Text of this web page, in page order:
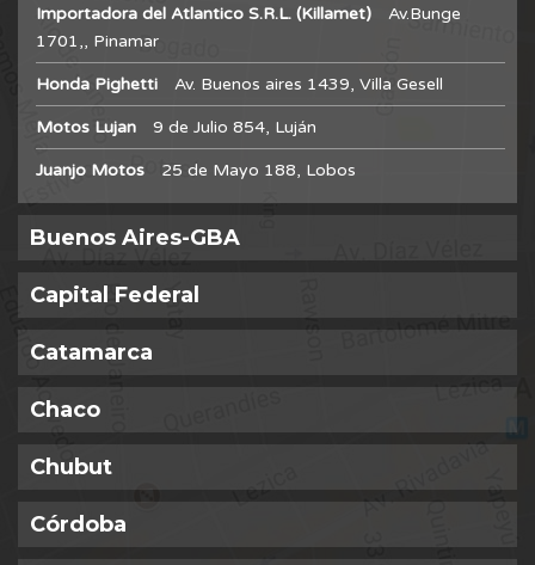
Importadora del Atlantico S.R.L. (Killamet)
Av.Bunge
1701,, Pinamar
Honda Pighetti Av. Buenos aires 1439, Villa Gesell
Motos Lujan 9 de Julio 854, Luján
Juanjo Motos 25 de Mayo 188, Lobos
Buenos Aires-GBA
Capital Federal
Catamarca
Chaco
Chubut
Córdoba